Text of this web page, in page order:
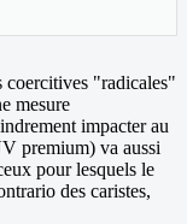
coercitives "radicales"
mesure
impacter au
premium) va aussi
pour lesquels le
des caristes,